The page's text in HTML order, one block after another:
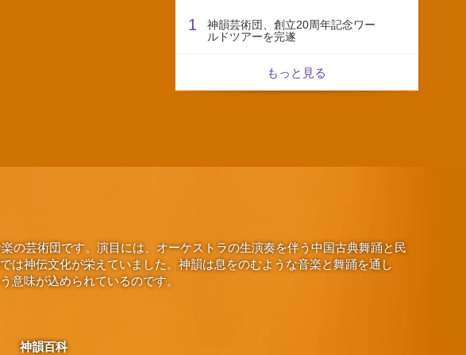
1
神韻芸術団、創立20周年記念ワー
ルドツアーを完遂
もっと見る
の芸術団です。演目には、オーケストラの生演奏を伴う中国古典舞踊と民
神伝文化が栄えていました。神韻は息をのむような音楽と舞踊を通し
意味が込められているのです。
神韻百科